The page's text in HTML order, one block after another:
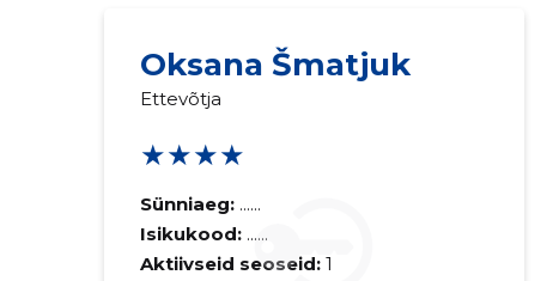
Oksana Šmatjuk
Ettevõtja
★★★★
Sünniaeg: ......
Isikukood: ......
Aktiivseid seoseid: 1